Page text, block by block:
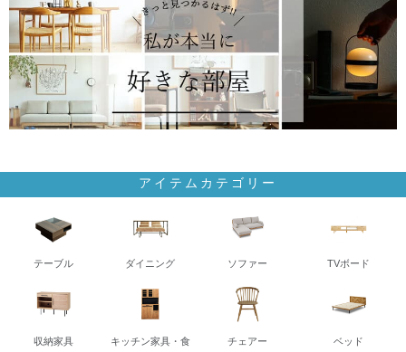
アイテムカテゴリー
テーブル ダイニング ソファー TVボード
収納家具
キッチン家具・食
チェアー ベッド